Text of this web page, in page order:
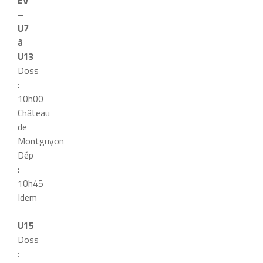
–
U7
à
U13
Doss
:
10h00
Château
de
Montguyon
Dép
:
10h45
Idem
U15
Doss
: